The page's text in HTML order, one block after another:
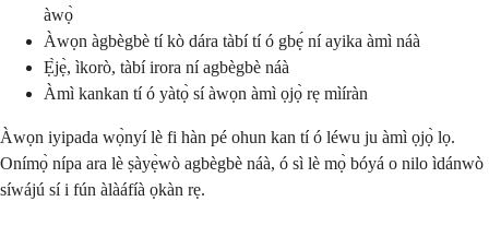
àwọ̀
Àwọn àgbègbè tí kò dára tàbí tí ó gbẹ́ ní ayika àmì náà
Ẹ̀jẹ̀, ìkorò, tàbí irora ní agbègbè náà
Àmì kankan tí ó yàtọ̀ sí àwọn àmì ọjọ̀ rẹ mìíràn
Àwọn iyipada wọ̀nyí lè fi hàn pé ohun kan tí ó léwu ju àmì ọjọ̀ lọ.
Onímọ̀ nípa ara lè ṣàyẹ̀wò agbègbè náà, ó sì lè mọ̀ bóyá o nilo ìdánwò
síwájú sí i fún àlàáfíà ọkàn rẹ.